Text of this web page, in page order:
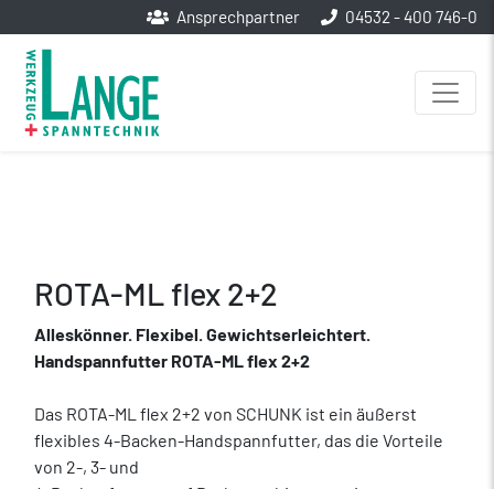
Ansprechpartner 04532 - 400 746-0
ROTA-ML flex 2+2
Alleskönner. Flexibel. Gewichtserleichtert.
Handspannfutter ROTA-ML flex 2+2
Das ROTA-ML flex 2+2 von SCHUNK ist ein äußerst
flexibles 4-Backen-Handspannfutter, das die Vorteile
von 2-, 3- und